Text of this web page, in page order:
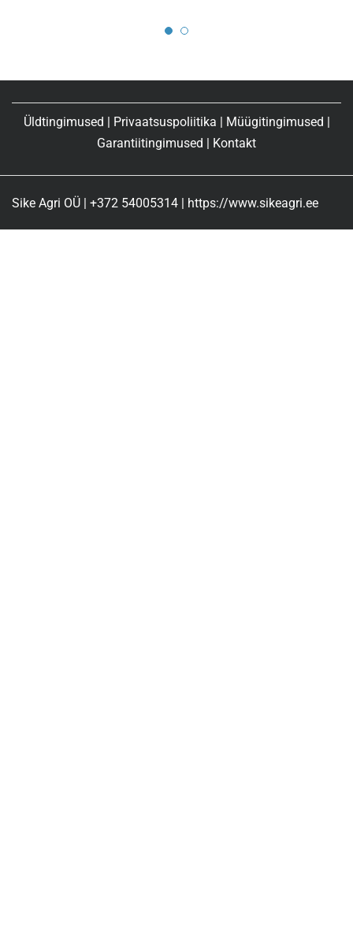
Üldtingimused | Privaatsuspoliitika | Müügitingimused |
Garantiitingimused | Kontakt
Sike Agri OÜ | +372 54005314 | https://www.sikeagri.ee